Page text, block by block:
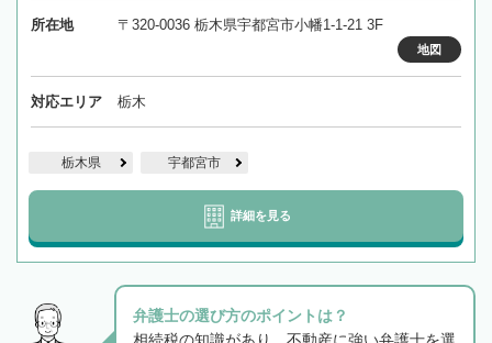
所在地 〒320-0036 栃木県宇都宮市小幡1-1-21 3F
地図
対応エリア 栃木
栃木県 宇都宮市
詳細を見る
弁護士の選び方のポイントは？
相続税の知識があり、不動産に強い弁護士を選